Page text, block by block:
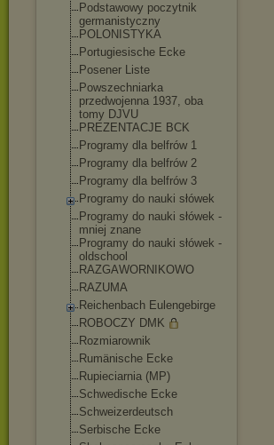
Podstawowy poczytnik
germanistyczny
POLONISTYKA
Portugiesische Ecke
Posener Liste
Powszechniarka
przedwojenna 1937, oba
tomy DJVU
PREZENTACJE BCK
Programy dla belfrów 1
Programy dla belfrów 2
Programy dla belfrów 3
Programy do nauki słówek
Programy do nauki słówek -
mniej znane
Programy do nauki słówek -
oldschool
RAZGAWORNIKOWO
RAZUMA
Reichenbach Eulengebirge
ROBOCZY DMK
Rozmiarownik
Rumänische Ecke
Rupieciarnia (MP)
Schwedische Ecke
Schweizerdeutsch
Serbische Ecke